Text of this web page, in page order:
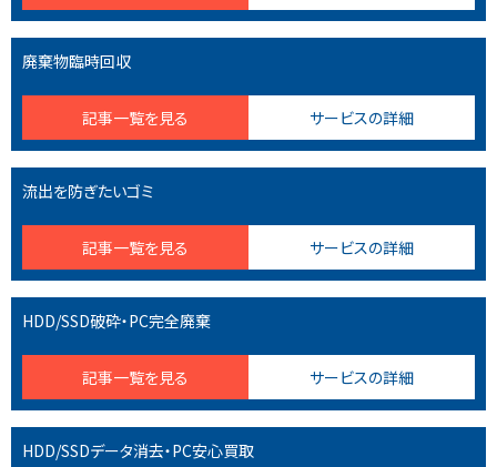
廃棄物臨時回収
記事一覧を見る サービスの詳細
流出を防ぎたいゴミ
記事一覧を見る サービスの詳細
HDD/SSD破砕・PC完全廃棄
記事一覧を見る サービスの詳細
HDD/SSDデータ消去・PC安心買取